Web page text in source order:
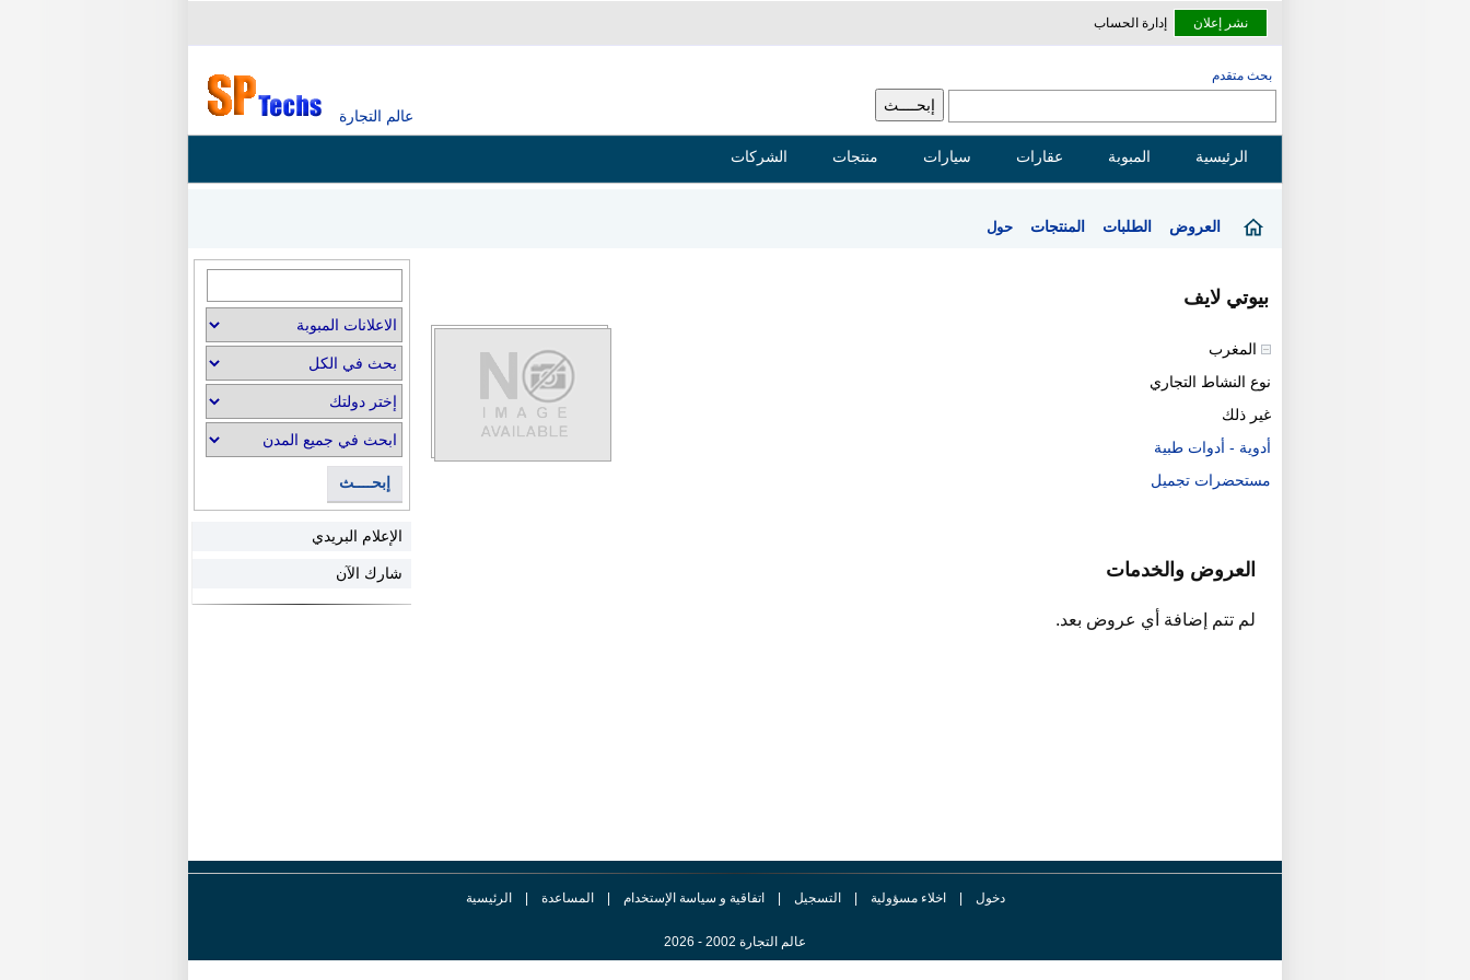
نشر إعلان إدارة الحساب
عالم التجارة
بحث متقدم
الرئيسية المبوبة عقارات سيارات منتجات الشركات
العروض الطلبات المنتجات حول
بيوتي لايف
المغرب
نوع النشاط التجاري
غير ذلك
أدوية - أدوات طبية
مستحضرات تجميل
العروض والخدمات
لم تتم إضافة أي عروض بعد.
إبحــــث
الإعلام البريدي
شارك الآن
دخول اخلاء مسؤولية التسجيل اتفاقية و سياسة الإستخدام المساعدة الرئيسية
عالم التجارة 2002 - 2026